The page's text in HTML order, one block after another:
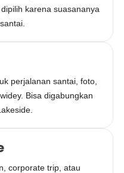
karena suasananya
perjalanan santai, foto,
Bisa digabungkan
corporate trip, atau